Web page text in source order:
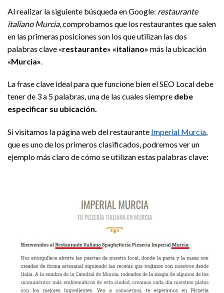
Al realizar la siguiente búsqueda en Google: restaurante
italiano Murcia, comprobamos que los restaurantes que salen
en las primeras posiciones son los que utilizan las dos
palabras clave «restaurante» «italiano» más la ubicación
«Murcia»
La frase clave ideal para que funcione bien el SEO Local debe
tener de 3 a 5 palabras, una de las cuales siempre debe
especificar su ubicación.
Si visitamos la página web del restaurante Imperial Murcia,
que es uno de los primeros clasificados, podremos ver un
ejemplo más claro de cómo se utilizan estas palabras clave: